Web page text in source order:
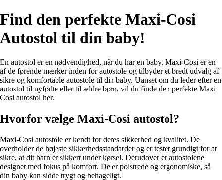
Find den perfekte Maxi-Cosi
Autostol til din baby!
En autostol er en nødvendighed, når du har en baby. Maxi-Cosi er en
af de førende mærker inden for autostole og tilbyder et bredt udvalg af
sikre og komfortable autostole til din baby. Uanset om du leder efter en
autostol til nyfødte eller til ældre børn, vil du finde den perfekte Maxi-
Cosi autostol her.
Hvorfor vælge Maxi-Cosi autostol?
Maxi-Cosi autostole er kendt for deres sikkerhed og kvalitet. De
overholder de højeste sikkerhedsstandarder og er testet grundigt for at
sikre, at dit barn er sikkert under kørsel. Derudover er autostolene
designet med fokus på komfort. De er polstrede og ergonomiske, så
din baby kan sidde trygt og behageligt.